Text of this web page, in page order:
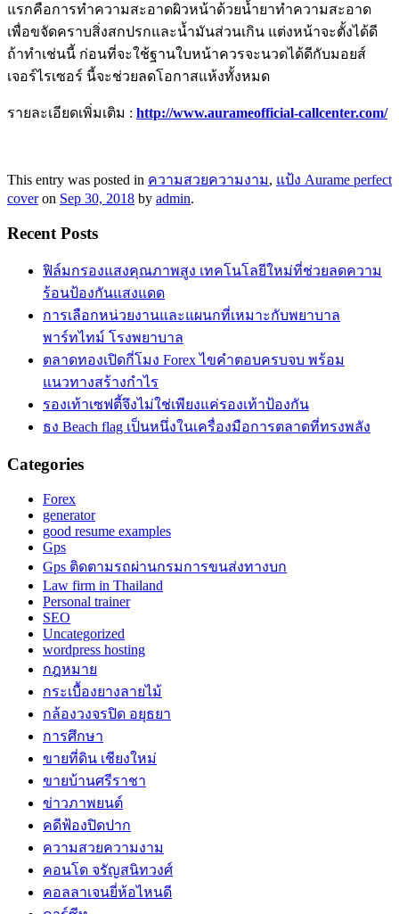
แรกคือการทำความสะอาดผิวหน้าด้วยน้ำยาทำความสะอาด
เพื่อขจัดคราบสิ่งสกปรกและน้ำมันส่วนเกิน แต่งหน้าจะตั้งได้ดี
ถ้าทำเช่นนี้ ก่อนที่จะใช้ฐานใบหน้าควรจะนวดได้ดีกับมอยส์
เจอร์ไรเซอร์ นี้จะช่วยลดโอกาสแห้งทั้งหมด
รายละเอียดเพิ่มเติม : http://www.aurameofficial-callcenter.com/
This entry was posted in ความสวยความงาม, แป้ง Aurame perfect
coveron Sep 30, 2018 by admin.
Recent Posts
ฟิล์มกรองแสงคุณภาพสูง เทคโนโลยีใหม่ที่ช่วยลดความ
ร้อนป้องกันแสงแดด
การเลือกหน่วยงานและแผนกที่เหมาะกับพยาบาล
พาร์ทไทม์ โรงพยาบาล
ตลาดทองเปิดกี่โมง Forex ไขคำตอบครบจบ พร้อม
แนวทางสร้างกำไร
รองเท้าเซฟตี้จึงไม่ใช่เพียงแค่รองเท้าป้องกัน
ธง Beach flag เป็นหนึ่งในเครื่องมือการตลาดที่ทรงพลัง
Categories
Forex
generator
good resume examples
Gps
Gps ติดตามรถผ่านกรมการขนส่งทางบก
Law firm in Thailand
Personal trainer
SEO
Uncategorized
wordpress hosting
กฎหมาย
กระเบื้องยางลายไม้
กล้องวงจรปิด อยุธยา
การศึกษา
ขายที่ดิน เชียงใหม่
ขายบ้านศรีราชา
ข่าวภาพยนต์
คดีฟ้องปิดปาก
ความสวยความงาม
คอนโด จรัญสนิทวงศ์
คอลลาเจนยี่ห้อไหนดี